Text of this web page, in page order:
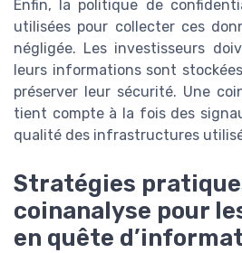
Enfin, la politique de
utilisées pour collecter ces
négligée. Les investisseurs
leurs informations sont
préserver leur sécurité. Une
tient compte à la fois des
qualité des infrastructures
Stratégies
coinanalyse pour
en quête